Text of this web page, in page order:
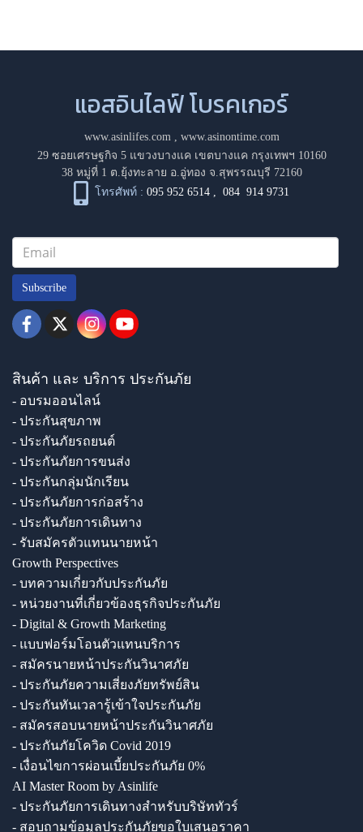
แอสอินไลฟ์ โบรคเกอร์
www.asinlifes.com
www.asinontime.com
29 ซอยเศรษฐกิจ 5 แขวงบางแค เขตบางแค กรุงเทพฯ 10160
38 หมู่ที่ 1 ต.ยุ้งทะลาย อ.อู่ทอง จ.สุพรรณบุรี 72160
โทรศัพท์ : 095 952 6514 ,084 914 9731
Subscribe
สินค้า และ บริการ ประกันภัย
- อบรมออนไลน์
- ประกันสุขภาพ
- ประกันภัยรถยนต์
- ประกันภัยการขนส่ง
- ประกันกลุ่มนักเรียน
- ประกันภัยการก่อสร้าง
- ประกันภัยการเดินทาง
- รับสมัครตัวแทนนายหน้า
Growth Perspectives
- บทความเกี่ยวกับประกันภัย
- หน่วยงานที่เกี่ยวข้องธุรกิจประกันภัย
- Digital & Growth Marketing
- แบบฟอร์มโอนตัวแทนบริการ
- สมัครนายหน้าประกันวินาศภัย
- ประกันภัยความเสี่ยงภัยทรัพย์สิน
- ประกันทันเวลารู้เข้าใจประกันภัย
- สมัครสอบนายหน้าประกันวินาศภัย
- ประกันภัยโควิด Covid 2019
- เงื่อนไขการผ่อนเบี้ยประกันภัย 0%
AI Master Room by Asinlife
- ประกันภัยการเดินทางสำหรับบริษัททัวร์
- สอบถามข้อมูลประกันภัยขอใบเสนอราคา